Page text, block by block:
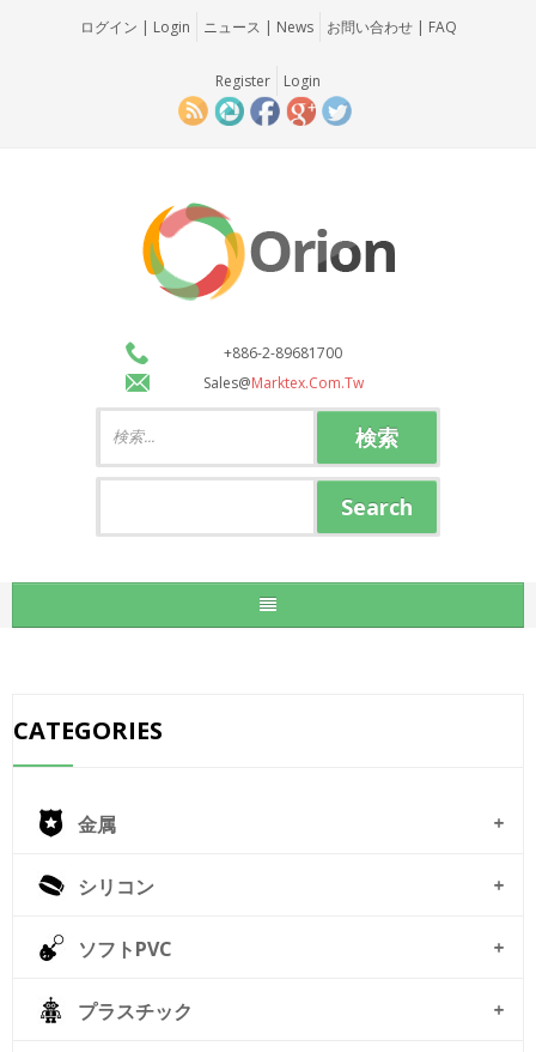
ログイン | Login ニュース | News お問い合わせ | FAQ
Register Login
+886-2-89681700
Sales@Marktex.com.tw
検索
CATEGORIES
金属
シリコン
ソフトPVC
プラスチック